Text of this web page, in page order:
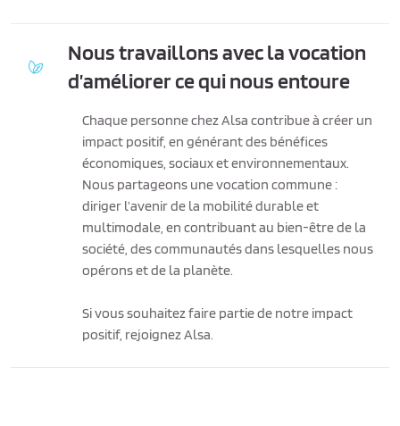
Nous travaillons avec la vocation
d’améliorer ce qui nous entoure
Chaque personne chez Alsa contribue à créer un
impact positif, en générant des bénéfices
économiques, sociaux et environnementaux.
Nous partageons une vocation commune :
diriger l’avenir de la mobilité durable et
multimodale, en contribuant au bien-être de la
société, des communautés dans lesquelles nous
opérons et de la planète.
Si vous souhaitez faire partie de notre impact
positif, rejoignez Alsa.